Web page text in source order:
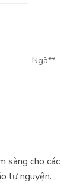
Ngã**
sàng cho các
tự nguyện.